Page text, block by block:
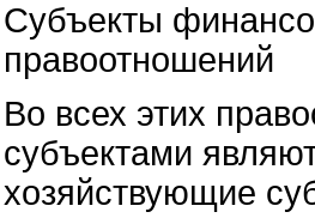
Субъекты
правоотношений
Во всех этих
субъектами
хозяйствующие